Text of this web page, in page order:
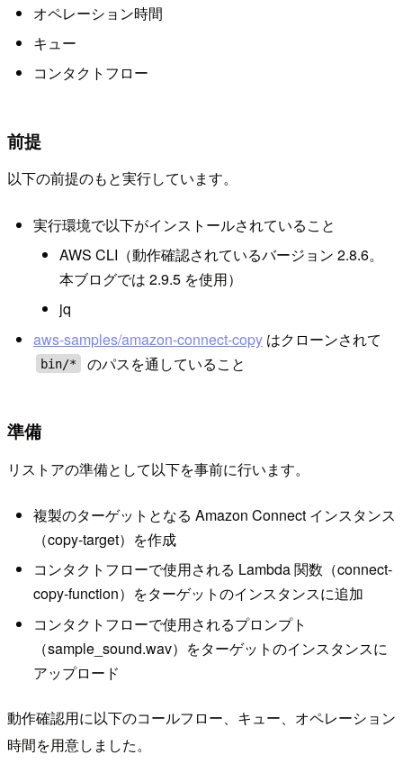
オペレーション時間
キュー
コンタクトフロー
前提
以下の前提のもと実行しています。
実行環境で以下がインストールされていること
AWS CLI（動作確認されているバージョン 2.8.6。
本ブログでは 2.9.5 を使用）
jq
aws-samples/amazon-connect-copyはクローンされて
bin/* のパスを通していること
準備
リストアの準備として以下を事前に行います。
複製のターゲットとなる Amazon Connect インスタンス
（copy-target）を作成
コンタクトフローで使用される Lambda 関数（connect-
copy-function）をターゲットのインスタンスに追加
コンタクトフローで使用されるプロンプト
（sample_sound.wav）をターゲットのインスタンスに
アップロード
動作確認用に以下のコールフロー、キュー、オペレーション
時間を用意しました。